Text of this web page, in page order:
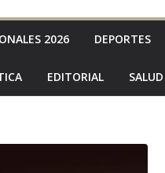
2026 DEPORTES
EDITORIAL SALUD